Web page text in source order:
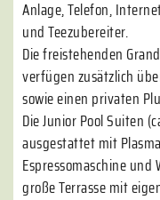
Anlage, Telefon,
und Teezubereiter.
Die freistehenden
verfügen zusätzlich
sowie einen privaten
Die Junior Pool Suiten
ausgestattet mit
Espressomaschine
große Terrasse mit